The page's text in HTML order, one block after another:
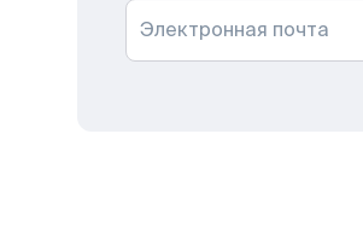
Электронная почта